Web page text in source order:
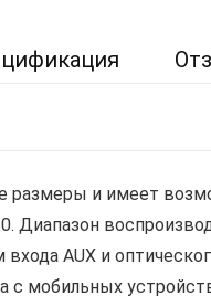
и имеет
Диапазон
AUX и
с мобильных